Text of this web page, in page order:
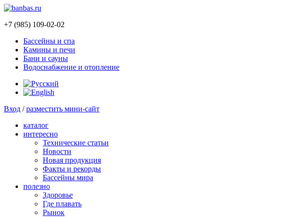
+7 (985) 109-02-02
Бассейны и спа
Камины и печи
Бани и сауны
Водоснабжение и отопление
Вход /разместить мини-сайт
каталог
интересно
Технические статьи
Новости
Новая продукция
Факты и рекорды
Бассейны мира
полезно
Здоровье
Где плавать
Рынок